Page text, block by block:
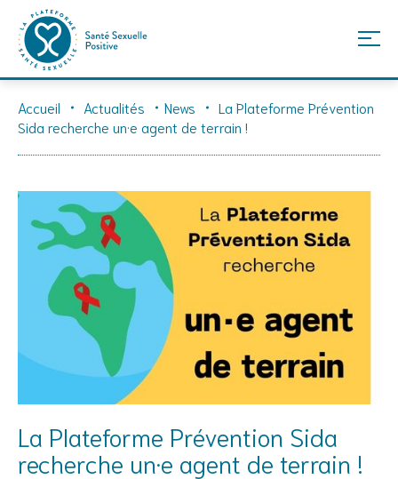
content
Accueil Actualités News
La Plateforme Prévention
Sida recherche un·e agent de terrain !
La Plateforme Prévention Sida
recherche un·e agent de terrain !